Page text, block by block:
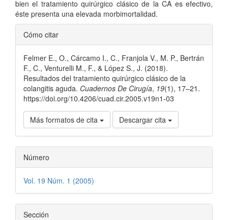
bien el tratamiento quirúrgico clásico de la CA es efectivo,
éste presenta una elevada morbimortalidad.
Detalles
del
artículo
Cómo citar
Felmer E., O., Cárcamo I., C., Franjola V., M. P., Bertrán
F., C., Venturelli M., F., & López S., J. (2018).
Resultados del tratamiento quirúrgico clásico de la
colangitis aguda. Cuadernos De Cirugía, 19(1), 17–21.
https://doi.org/10.4206/cuad.cir.2005.v19n1-03
Más formatos de cita Descargar cita
Número
Vol. 19 Núm. 1 (2005)
Sección